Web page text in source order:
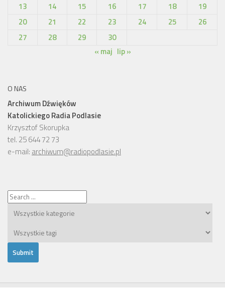
13
14 15 16 17 18
19
20
21 22 23 24 25
26
27
28 29
30
« maj lip »
O NAS
Archiwum Dźwięków
Katolickiego Radia Podlasie
Krzysztof Skorupka
tel. 25 644 72 73
e-mail: archiwum@radiopodlasie.pl